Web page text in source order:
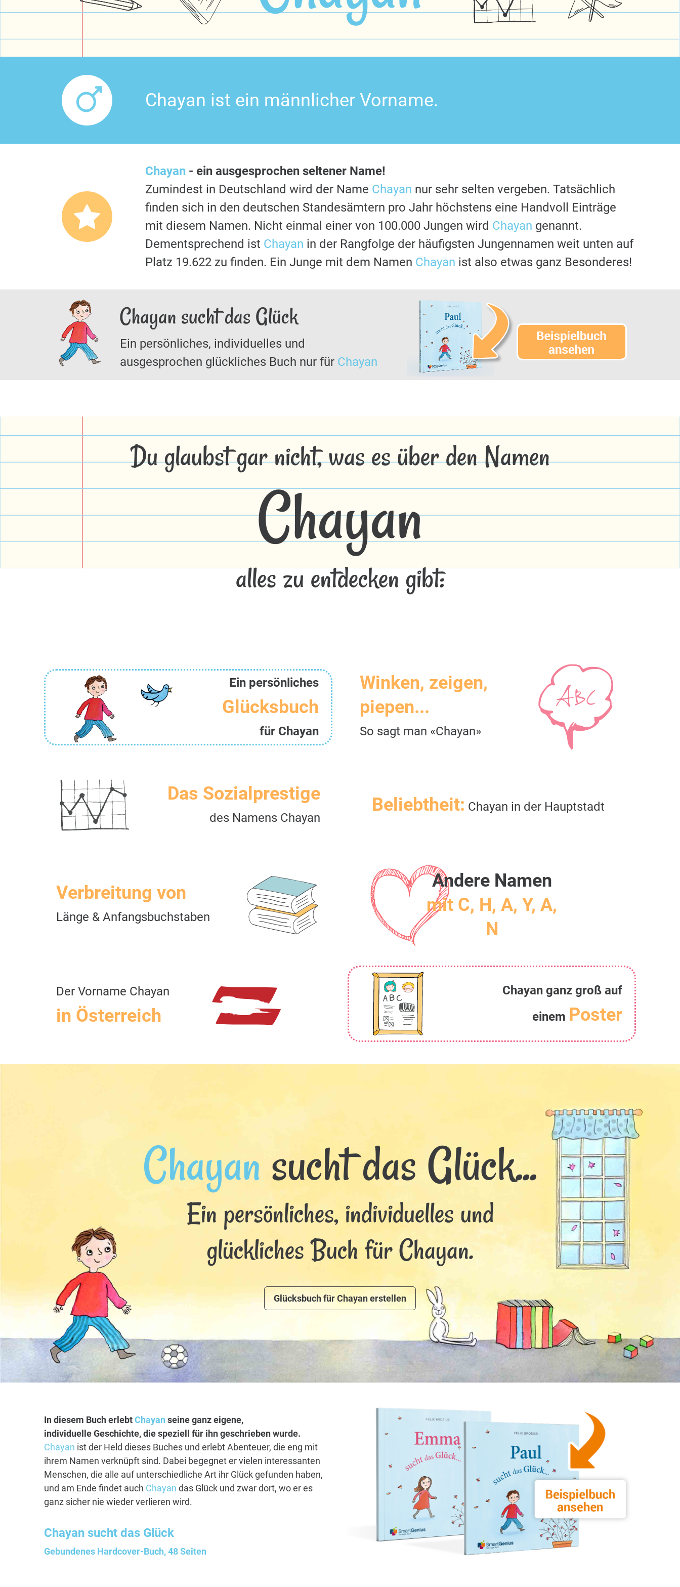
Chayan ist ein männlicher Vorname.
Chayan - ein ausgesprochen seltener Name!
Zumindest in Deutschland wird der Name Chayan nur sehr selten vergeben. Tatsächlich
finden sich in den deutschen Standesämtern pro Jahr höchstens eine Handvoll Einträge
mit diesem Namen. Nicht einmal einer von 100.000 Jungen wird Chayan genannt.
Dementsprechend ist Chayan in der Rangfolge der häufigsten Jungennamen weit unten auf
Platz 19.622 zu finden. Ein Junge mit dem Namen Chayan ist also etwas ganz Besonderes!
Chayan sucht das Glück
Ein persönliches, individuelles und
ausgesprochen glückliches Buch nur für Chayan
Du glaubst gar nicht, was es über den Namen
Chayan
alles zu entdecken gibt:
Ein persönliches
Glücksbuch
für Chayan
Winken, zeigen,
piepen...
So sagt man «Chayan»
Das Sozialprestige
des Namens Chayan
Beliebtheit: Chayan in der Hauptstadt
Verbreitung von
Länge & Anfangsbuchstaben
Andere Namen
mit C, H, A, Y, A,
N
Der Vorname Chayan
in Österreich
Chayan ganz groß auf
einem Poster
Chayan sucht das Glück...
Ein persönliches, individuelles und
glückliches Buch für Chayan.
Glücksbuch für Chayan erstellen
In diesem Buch erlebtChayan seine ganz eigene,
individuelle Geschichte, die speziell für ihn geschrieben wurde.
Chayan ist der Held dieses Buches und erlebt Abenteuer, die eng mit
ihrem Namen verknüpft sind. Dabei begegnet er vielen interessanten
Menschen, die alle auf unterschiedliche Art ihr Glück gefunden haben,
und am Ende findet auch Chayan das Glück und zwar dort, wo er es
ganz sicher nie wieder verlieren wird.
Chayan sucht das Glück
Gebundenes Hardcover-Buch, 48 Seiten